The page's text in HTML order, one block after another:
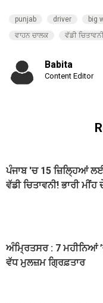
punjab driver big
ਵਾਹਨ ਚਾਲਕ
ਵੱਡੀ
Babita
Content Editor
ਪੰਜਾਬ 'ਚ 15 ਜ਼ਿਲ੍ਹਿਆਂ
ਵੱਡੀ ਚਿਤਾਵਨੀ! ਭਾਰੀ ਮੀਂਹ
ਅੰਮ੍ਰਿਤਸਰ : 7 ਮਹੀਨਿਆਂ
ਵੱਧ ਮੁਲਜ਼ਮ ਗ੍ਰਿਫ਼ਤਾਰ